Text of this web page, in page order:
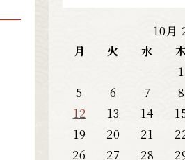
10月
月
火 水
1
5
6 7 8
12
13 14
19
20 21
26
27 28